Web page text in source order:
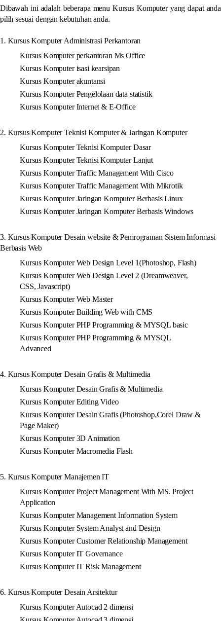
Dibawah ini adalah beberapa menu Kursus Komputer yang dapat anda
pilih sesuai dengan kebutuhan anda.
1. Kursus Komputer Administrasi Perkantoran
Kursus Komputer perkantoran Ms Office
Kursus Komputer isasi kearsipan
Kursus Komputer akuntansi
Kursus Komputer Pengelolaan data statistik
Kursus Komputer Internet & E-Office
2. Kursus Komputer Teknisi Komputer & Jaringan Komputer
Kursus Komputer Teknisi Komputer Dasar
Kursus Komputer Teknisi Komputer Lanjut
Kursus Komputer Traffic Management With Cisco
Kursus Komputer Traffic Management With Mikrotik
Kursus Komputer Jaringan Komputer Berbasis Linux
Kursus Komputer Jaringan Komputer Berbasis Windows
3. Kursus Komputer Desain website & Pemrograman Sistem Informasi
Berbasis Web
Kursus Komputer Web Design Level 1(Photoshop, Flash)
Kursus Komputer Web Design Level 2 (Dreamweaver,
CSS, Javascript)
Kursus Komputer Web Master
Kursus Komputer Building Web with CMS
Kursus Komputer PHP Programming & MYSQL basic
Kursus Komputer PHP Programming & MYSQL
Advanced
4. Kursus Komputer Desain Grafis & Multimedia
Kursus Komputer Desain Grafis & Multimedia
Kursus Komputer Editing Video
Kursus Komputer Desain Grafis (Photoshop,Corel Draw &
Page Maker)
Kursus Komputer 3D Animation
Kursus Komputer Macromedia Flash
5. Kursus Komputer Manajemen IT
Kursus Komputer Project Management With MS. Project
Application
Kursus Komputer Management Information System
Kursus Komputer System Analyst and Design
Kursus Komputer Customer Relationship Management
Kursus Komputer IT Governance
Kursus Komputer IT Risk Management
6. Kursus Komputer Desain Arsitektur
Kursus Komputer Autocad 2 dimensi